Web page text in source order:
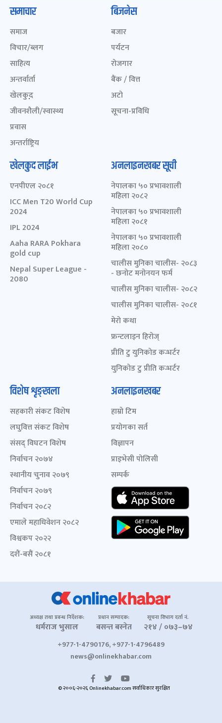
समाचार
समाज
विचार/ब्लग
साहित्य
अन्तर्वार्ता
खेलकुद़़
जीवनशैली/स्वास्थ्य
प्रवास
अन्तर्राष्ट्रिय
बिजनेस
बजार
पर्यटन
रोजगार
बैंक / वित्त
अटो
सूचना-प्रविधि
खेलकुद लाईभ
एनपीएल २०८१
ICC Men T20 World Cup
2024
IPL 2024
Aaha RARA Pokhara
gold cup
Nepal Super League -
2080
अनलाइनखबर सूची
नेपालका ५० प्रभावशाली
महिला २०८२
नेपालका ५० प्रभावशाली
महिला २०८१
नेपालका ५० प्रभावशाली
महिला २०८०
चालीस मुनिका चालीस- २०८३
- छनोट मनोनयन फर्म
चालीस मुनिका चालीस- २०८२
चालीस मुनिका चालीस- २०८१
मेरो कथा
फ्रन्टलाइन हिरोज्
प्रीति टु युनिकोड कन्भर्टर
युनिकोड टु प्रीति कन्भर्टर
विशेष शृङ्खला
सहकारी संकट विशेष
लघुवित्त संकट विशेष
संसद् विघटन विशेष
निर्वाचन २०७४
स्थानीय चुनाव २०७९
निर्वाचन २०७९
निर्वाचन २०८२
एमाले महाधिवेशन २०८२
विश्वकप २०२२
दशैं-बसैं २०८१
अनलाइनखबर
हाम्रो टिम
प्रयोगका सर्त
विज्ञापन
प्राइभेसी पोलिसी
सम्पर्क
अध्यक्ष तथा प्रबन्ध निर्देशक:
धर्मराज भुसाल
प्रधान सम्पादक:
बसन्त बस्नेत
सूचना विभाग दर्ता नं.
२१४ / ०७३–७४
+977-1-4790176, +977-1-4796489
news@onlinekhabar.com
© २००६-२०२६ Onlinekhabar.com सर्वाधिकार सुरक्षित